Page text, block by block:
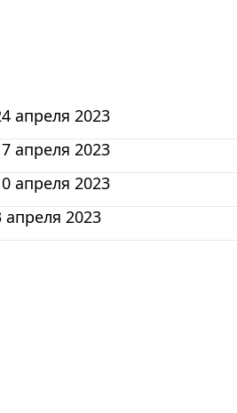
апреля 2023
апреля 2023
апреля 2023
2023